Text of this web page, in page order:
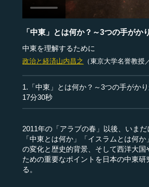
「中東」とは何か？～3つの手がか
中東を理解するために
政治と経済山内昌之 （東京大学名誉教
1.「中東」とは何か？～3つの手がか
17分30秒
2011年の「アラブの春」以後、いま
「中東とは何か」「イスラムとは何
の変化と歴史的背景、そして西洋大
ための重要なポイントを日本の中東
る。